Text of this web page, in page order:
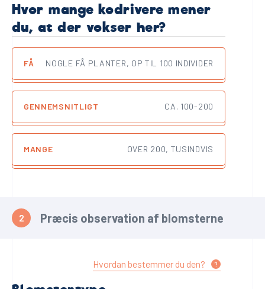
Hvor mange kodrivere mener
du, at der vokser her?
FÅ NOGLE FÅ PLANTER, OP TIL 100 INDIVIDER
GENNEMSNITLIGT CA. 100-200
MANGE OVER 200, TUSINDVIS
Præcis observation af blomsterne
Hvordan bestemmer du den? ?